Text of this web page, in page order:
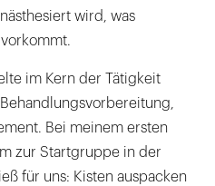
wird, was
im Kern der Tätigkeit
Bei meinem ersten
zur Startgruppe in der
für uns: Kisten auspacken